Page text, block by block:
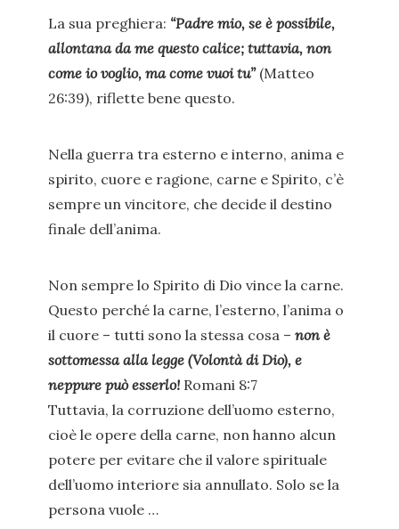
La sua preghiera: “Padre mio, se è possibile,
allontana da me questo calice; tuttavia, non
come io voglio, ma come vuoi tu”(Matteo
26:39), riflette bene questo.
Nella guerra tra esterno e interno, anima e
spirito, cuore e ragione, carne e Spirito, c’è
sempre un vincitore, che decide il destino
finale dell’anima.
Non sempre lo Spirito di Dio vince la carne.
Questo perché la carne, l’esterno, l’anima o
il cuore – tutti sono la stessa cosa – non è
sottomessa alla legge (Volontà di Dio), e
neppure può esserlo! Romani 8:7
Tuttavia, la corruzione dell’uomo esterno,
cioè le opere della carne, non hanno alcun
potere per evitare che il valore spirituale
dell’uomo interiore sia annullato. Solo se la
persona vuole …